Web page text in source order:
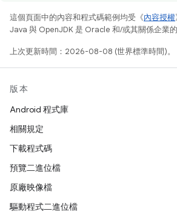
這個頁面中的內容和程式碼範例均受《內容授權
Java 與 OpenJDK 是 Oracle 和/或其關係企業的
上次更新時間：2026-08-08 (世界標準時間)。
版本
Android 程式庫
相關規定
下載程式碼
預覽二進位檔
原廠映像檔
驅動程式二進位檔